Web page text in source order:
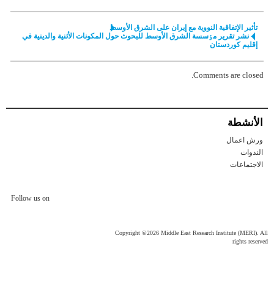
تأثیر الإتفاقیة النوویة مع إیران علی الشرق الأوسط
نشر تقرير مٶسسة الشرق الأوسط للبحوث حول المکونات الأثنية والدينية في
إقليم كوردستان
Comments are closed.
الأنشطة
ورش اعمال
الندوات
الاجتماعات
Follow us on
Copyright ©2026 Middle East Research Institute (MERI). All
rights reserved